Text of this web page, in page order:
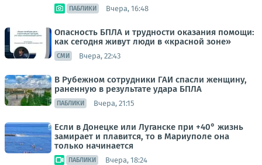
ПАБЛИКИ Вчера, 16:48
Опасность БПЛА и трудности оказания помощи:
как сегодня живут люди в «красной зоне»
СМИ Вчера, 22:43
В Рубежном сотрудники ГАИ спасли женщину,
раненную в результате удара БПЛА
ПАБЛИКИ Вчера, 21:15
Если в Донецке или Луганске при +40° жизнь
замирает и плавится, то в Мариуполе она
только начинается
ПАБЛИКИ Вчера, 18:24